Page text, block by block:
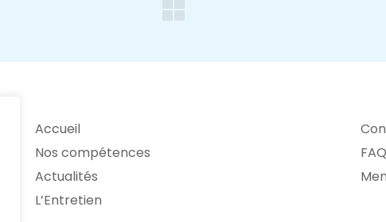
Accueil
Nos compétences
Actualités
L’Entretien
FAQ